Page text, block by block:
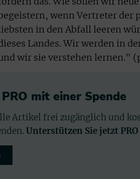
wenn Vertreter der
in den Abfall leeren
Landes. Wir werden in
wir sie verstehen lernen."
mit einer Spende
Artikel frei zugänglich und
Unterstützen Sie jetzt